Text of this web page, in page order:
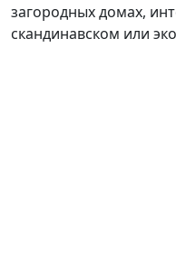
загородных домах,
скандинавском или